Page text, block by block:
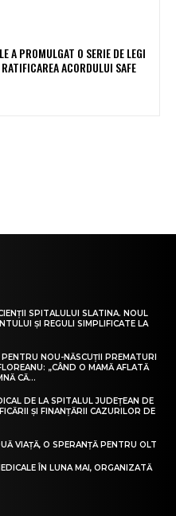
A PROMULGAT O SERIE DE LEGI
ACORDULUI SAFE
SPITALULUI SLATINA. NOUL
ȘI REGULI SIMPLIFICATE LA
NOU-NĂSCUȚII PREMATURI
„CÂND O MAMĂ AFLATĂ
CĂ...
DE LA SPITALUL JUDEȚEAN DE
ȘI FINANȚĂRII CAZURILOR DE
VIAȚĂ, O SPERANȚĂ PENTRU OLT
ÎN LUNA MAI, ORGANIZATĂ